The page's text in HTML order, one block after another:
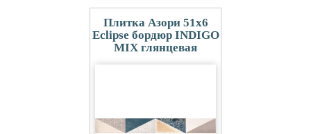
Плитка Азори 51x6
Eclipse бордюр INDIGO
MIX глянцевая